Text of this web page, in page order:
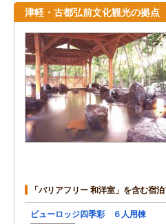
津軽・古都弘前文化観光の拠
「バリアフリー 和洋室」を含む宿
ビューロッジ四季彩 ６人用棟